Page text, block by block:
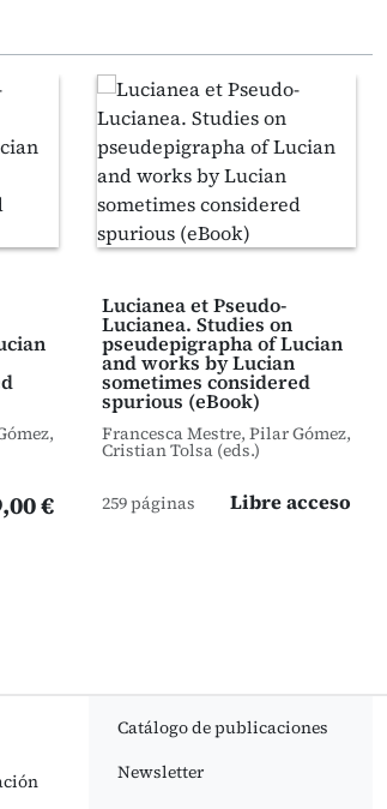
€
Lucianea et Pseudo-
Lucianea. Studies on
pseudepigrapha of Lucian
and works by Lucian
sometimes considered
spurious (eBook)
Francesca Mestre, Pilar Gómez,
Cristian Tolsa (eds.)
259 páginas Libre acceso
Catálogo de publicaciones
Newsletter